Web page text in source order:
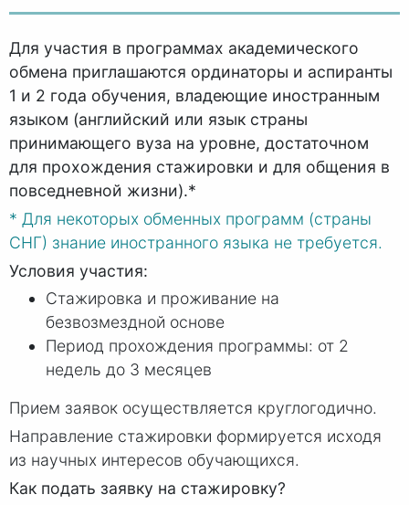
Для участия в программах академического
обмена приглашаются ординаторы и аспиранты
1 и 2 года обучения, владеющие иностранным
языком (английский или язык страны
принимающего вуза на уровне, достаточном
для прохождения стажировки и для общения в
повседневной жизни).*
* Для некоторых обменных программ (страны
СНГ) знание иностранного языка не требуется.
Условия участия:
Стажировка и проживание на
безвозмездной основе
Период прохождения программы: от 2
недель до 3 месяцев
Прием заявок осуществляется круглогодично.
Направление стажировки формируется исходя
из научных интересов обучающихся.
Как подать заявку на стажировку?